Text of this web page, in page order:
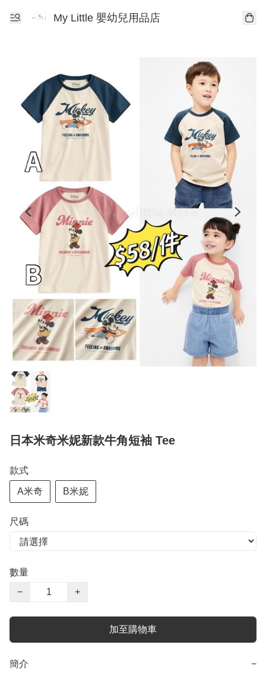
My Little 嬰幼兒用品店
日本米奇米妮新款牛角短袖 Tee
款式
A米奇 B米妮
尺碼
數量
−
+
加至購物車
簡介 −